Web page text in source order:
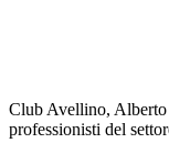
Club Avellino, Alberto
professionisti del